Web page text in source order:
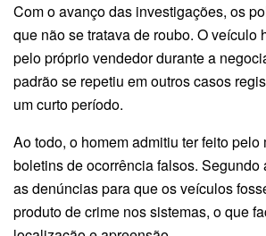
Com o avanço das investigações, os
que não se tratava de roubo. O veículo
pelo próprio vendedor durante a
padrão se repetiu em outros casos
um curto período.
Ao todo, o homem admitiu ter feito pelo
boletins de ocorrência falsos.
as denúncias para que os veículos
produto de crime nos sistemas, o que